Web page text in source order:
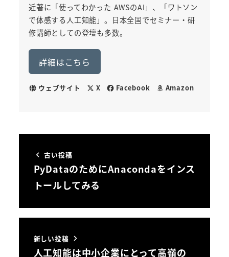
近著に「使ってわかった AWSのAI」、「ワトソン
で体感する人工知能」。日本全国でセミナー・研
修講師としての登壇も多数。
詳細はこちら
ウェブサイト X Facebook Amazon
古い投稿
PyDataのためにAnacondaをインス
トールしてみる
新しい投稿
人工知能は中小企業にとって高嶺の